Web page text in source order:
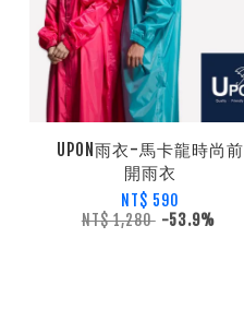
UPON雨衣-馬卡龍時尚前
開雨衣
NT$ 590
NT$ 1,280 -53.9%